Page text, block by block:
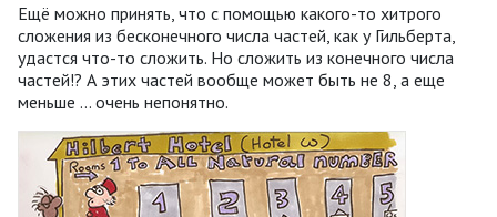
Ещё можно принять, что с помощью какого-то хитрого
сложения из бесконечного числа частей, как у Гильберта,
удастся что-то сложить. Но сложить из конечного числа
частей!? А этих частей вообще может быть не 8, а еще
меньше ... очень непонятно.